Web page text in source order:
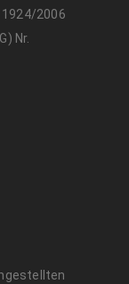
1924/2006
Nr.